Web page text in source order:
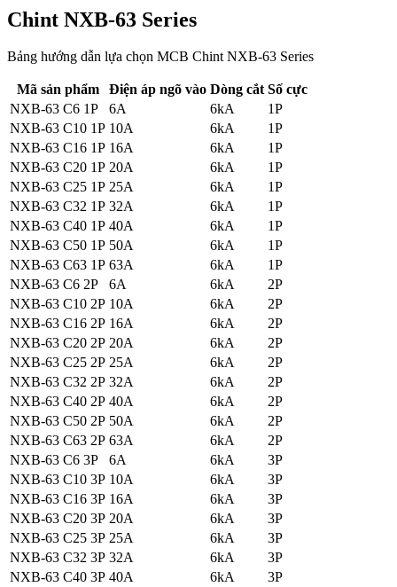
Chint NXB-63 Series
Bảng hướng dẫn lựa chọn MCB Chint NXB-63 Series
Mã sản phẩm Điện áp ngõ vào Dòng cắt Số cực
NXB-63 C6 1P
6A 6kA
1P
NXB-63 C10 1P 10A 6kA
1P
NXB-63 C16 1P 16A 6kA
1P
NXB-63 C20 1P 20A 6kA
1P
NXB-63 C25 1P 25A 6kA
1P
NXB-63 C32 1P 32A 6kA
1P
NXB-63 C40 1P 40A 6kA
1P
NXB-63 C50 1P 50A 6kA
1P
NXB-63 C63 1P 63A 6kA
1P
NXB-63 C6 2P
6A 6kA
2P
NXB-63 C10 2P 10A 6kA
2P
NXB-63 C16 2P 16A 6kA
2P
NXB-63 C20 2P 20A 6kA
2P
NXB-63 C25 2P 25A 6kA
2P
NXB-63 C32 2P 32A 6kA
2P
NXB-63 C40 2P 40A 6kA
2P
NXB-63 C50 2P 50A 6kA
2P
NXB-63 C63 2P 63A 6kA
2P
NXB-63 C6 3P
6A 6kA
3P
NXB-63 C10 3P 10A 6kA
3P
NXB-63 C16 3P 16A 6kA
3P
NXB-63 C20 3P 20A 6kA
3P
NXB-63 C25 3P 25A 6kA
3P
NXB-63 C32 3P 32A 6kA
3P
NXB-63 C40 3P 40A 6kA 3P